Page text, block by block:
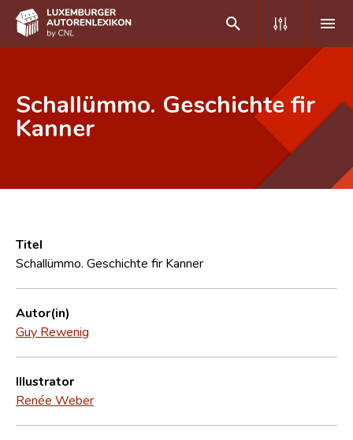
DE FR
Häufige Fragen und Antworten
CNL
Forschungsgruppe
Kontakt
Schallümmo. Geschichte fir
Kanner
Titel
Schallümmo. Geschichte fir Kanner
Autor(in)
Guy Rewenig
Illustrator
Renée Weber